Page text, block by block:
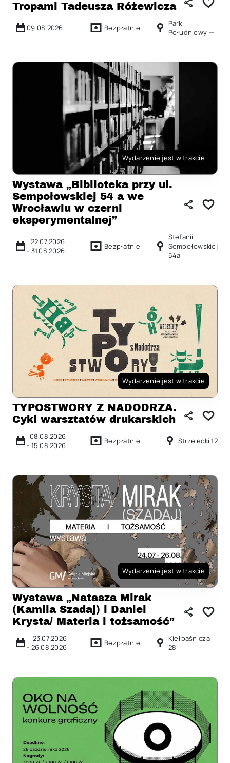
Tropami Tadeusza Różewicza
09.08.2026 Bezpłatnie
Park
Południowy --
Wydarzenie jest w trakcie
Wystawa „Biblioteka przy ul.
Sempołowskiej 54 a we
Wrocławiu w czerni
eksperymentalnej”
22.07.2026
- 31.08.2026 Bezpłatnie
Stefanii
Sempołowskiej
54a
Wydarzenie jest w trakcie
TYPOSTWORY Z NADODRZA.
Cykl warsztatów drukarskich
08.08.2026
- 15.08.2026 Bezpłatnie Strzelecki 12
Wydarzenie jest w trakcie
Wystawa „Natasza Mirak
(Kamila Szadaj) i Daniel
Krysta/ Materia i tożsamość”
23.07.2026
- 26.08.2026 Bezpłatnie
Kiełbaśnicza
28